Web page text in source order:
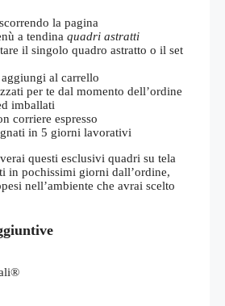
la pagina
a tendina quadri astratti
il singolo quadro astratto o il set
al carrello
per te dal momento dell’ordine
imballati
corriere espresso
in 5 giorni lavorativi
questi esclusivi quadri su tela
in pochissimi giorni dall’ordine,
nell’ambiente che avrai scelto